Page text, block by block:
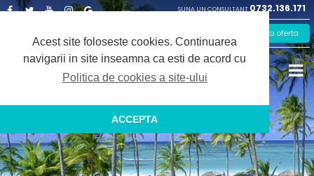
Acest site foloseste cookies. Continuarea
navigarii in site inseamna ca esti de acord cu
Politica de cookies a site-ului
ACCEPTA
SUNA UN CONSULTANT 0732.136.171
Plus
Solicita oferta